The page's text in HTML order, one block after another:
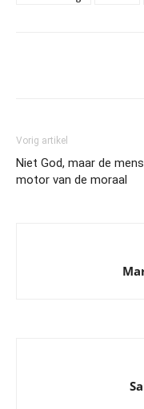
Vorig artikel
Niet God, maar de
motor van de moraal